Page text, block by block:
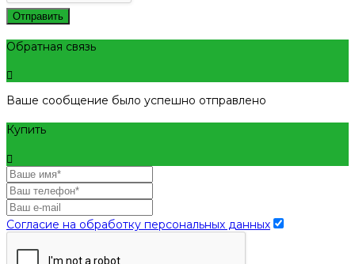
Отправить
Обратная связь
Ваше сообщение было успешно отправлено
Купить
Согласие на обработку персональных данных